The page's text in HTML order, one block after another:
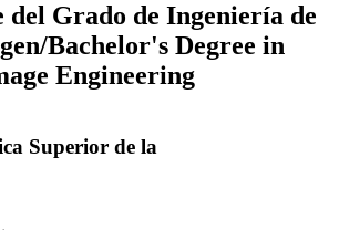
del Grado de Ingeniería de
Bachelor's Degree in
Engineering
Superior de la